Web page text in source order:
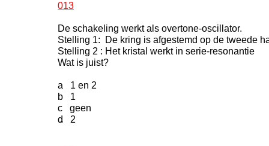
013
De schakeling werkt als overtone-oscillator.
Stelling 1: De kring is afgestemd op de tweede
Stelling 2 : Het kristal werkt in serie-resonantie
Wat is juist?
a 1 en 2
b 1
c geen
d 2
-